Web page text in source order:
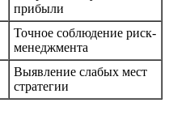
прибыли
Точное соблюдение риск-
менеджмента
Выявление слабых мест
стратегии